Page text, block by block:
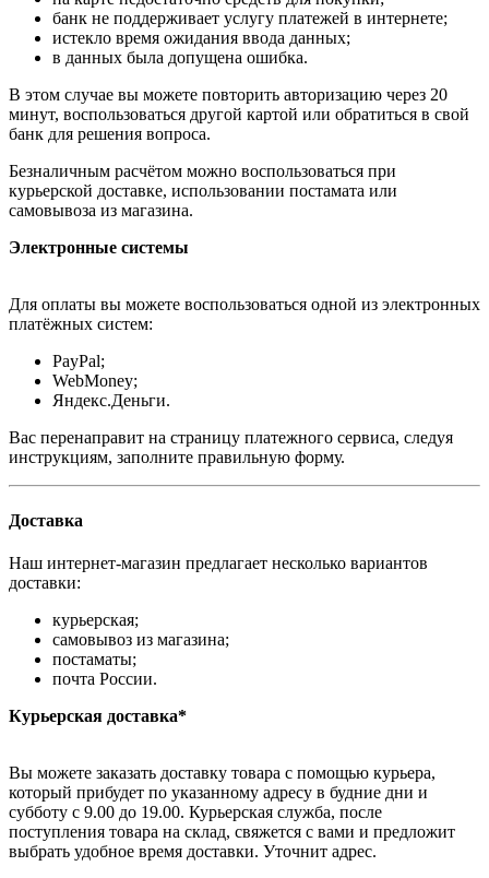
банк не поддерживает услугу платежей в интернете;
истекло время ожидания ввода данных;
в данных была допущена ошибка.
В этом случае вы можете повторить авторизацию через 20
минут, воспользоваться другой картой или обратиться в свой
банк для решения вопроса.
Безналичным расчётом можно воспользоваться при
курьерской доставке, использовании постамата или
самовывоза из магазина.
Электронные системы
Для оплаты вы можете воспользоваться одной из электронных
платёжных систем:
PayPal;
WebMoney;
Яндекс.Деньги.
Вас перенаправит на страницу платежного сервиса, следуя
инструкциям, заполните правильную форму.
Доставка
Наш интернет-магазин предлагает несколько вариантов
доставки:
курьерская;
самовывоз из магазина;
постаматы;
почта России.
Курьерская доставка*
Вы можете заказать доставку товара с помощью курьера,
который прибудет по указанному адресу в будние дни и
субботу с 9.00 до 19.00. Курьерская служба, после
поступления товара на склад, свяжется с вами и предложит
выбрать удобное время доставки. Уточнит адрес.